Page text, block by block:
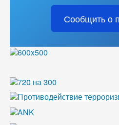
Сообщить о